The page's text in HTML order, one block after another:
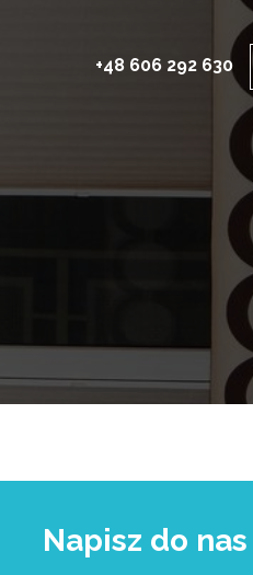
+48 606 292 630
Napisz do nas